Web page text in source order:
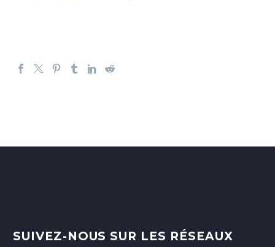
SUIVEZ-NOUS SUR LES RÉSEAUX